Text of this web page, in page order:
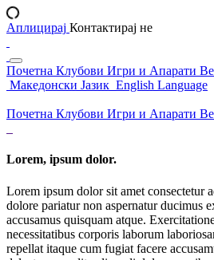
Аплицирај Контактирај не
Почетна Клубови Игри и Апарати
Македонски Јазик English Language
Почетна Клубови Игри и Апарати
Lorem, ipsum dolor.
Lorem ipsum dolor sit amet consectetur
dolore pariatur non aspernatur ducimus
accusamus quisquam atque.
necessitatibus corporis laborum
repellat itaque cum fugiat facere